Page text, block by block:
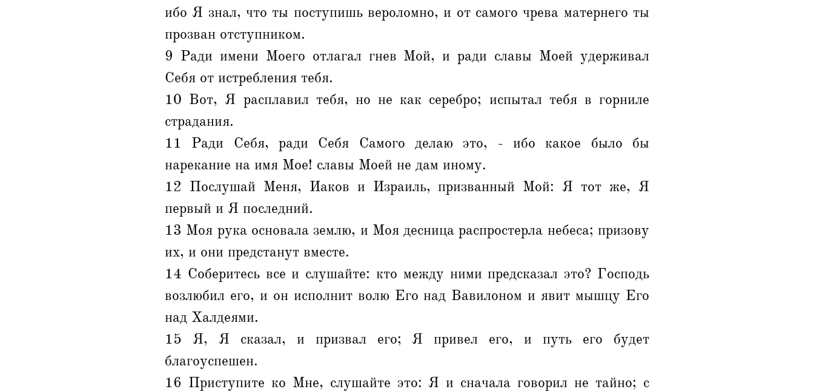
ибо Я знал, что ты поступишь вероломно, и от самого чрева матернего ты
прозван отступником.
9 Ради имени Моего отлагал гнев Мой, и ради славы Моей удерживал
Себя от истребления тебя.
10 Вот, Я расплавил тебя, но не как серебро; испытал тебя в горниле
страдания.
11 Ради Себя, ради Себя Самого делаю это, - ибо какое было бы
нарекание на имя Мое! славы Моей не дам иному.
12 Послушай Меня, Иаков и Израиль, призванный Мой: Я тот же, Я
первый и Я последний.
13 Моя рука основала землю, и Моя десница распростерла небеса; призову
их, и они предстанут вместе.
14 Соберитесь все и слушайте: кто между ними предсказал это? Господь
возлюбил его, и он исполнит волю Его над Вавилоном и явит мышцу Его
над Халдеями.
15 Я, Я сказал, и призвал его; Я привел его, и путь его будет
благоуспешен.
16 Приступите ко Мне, слушайте это: Я и сначала говорил не тайно; с